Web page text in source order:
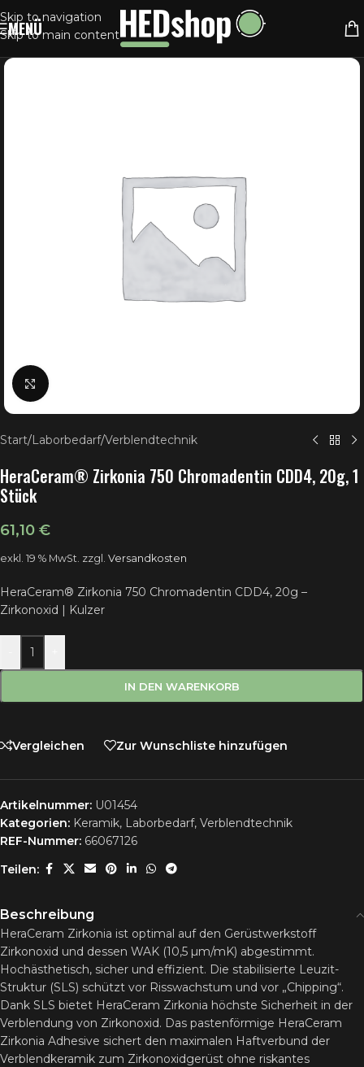
Skip to navigation
Skip to main content
MENÜ
Klick zum Vergrößern
Start/Laborbedarf/Verblendtechnik
HeraCeram® Zirkonia 750 Chromadentin CDD4, 20g, 1
Stück
61,10 €
exkl. 19 % MwSt. zzgl. Versandkosten
HeraCeram® Zirkonia 750 Chromadentin CDD4, 20g –
Zirkonoxid | Kulzer
IN DEN WARENKORB
Vergleichen Zur Wunschliste hinzufügen
Artikelnummer: U01454
Kategorien: Keramik, Laborbedarf, Verblendtechnik
REF-Nummer: 66067126
Teilen:
Beschreibung
HeraCeram Zirkonia ist optimal auf den Gerüstwerkstoff
Zirkonoxid und dessen WAK (10,5 µm/mK) abgestimmt.
Hochästhetisch, sicher und effizient. Die stabilisierte Leuzit-
Struktur (SLS) schützt vor Risswachstum und vor „Chipping“.
Dank SLS bietet HeraCeram Zirkonia höchste Sicherheit in der
Verblendung von Zirkonoxid. Das pastenförmige HeraCeram
Zirkonia Adhesive sichert den maximalen Haftverbund der
Verblendkeramik zum Zirkonoxidgerüst ohne riskantes